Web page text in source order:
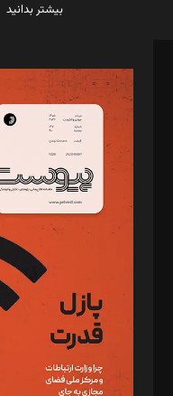
بیشتر بدانید
مدیر مسئول: محمدباقر
سردبیر: مهرک محمودی
دبیر تحریریه: میثم قاسمی
د‌بیر ناداستان: سمانه سمیع
د‌بیر خدمت و تجارت: ابوالفضل
د‌بیر حقوق فناوری:
د‌بیر پیوست جهان: مینا پاکدل
د‌بیر تحریریه آنلاین: بابک
تحریریه‌: مجتبی محمود‌ی،
مصطفی مسجدی آرانی،
رستمی،مصطفی باستان
ویرایش: نگار استاد‌‌آقا
طراح یونیفرم: مجید توکلی